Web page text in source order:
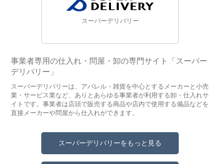
スーパーデリバリー
事業者専用の仕入れ・問屋・卸の専門サイト「スーパー
デリバリー」
スーパーデリバリーは、アパレル・雑貨を中心とするメーカーと小売
業・サービス業など、ありとあらゆる事業者が利用する卸・仕入れサ
イトです。事業者は店頭で販売する商品や店内で使用する備品などを
直接メーカーや問屋から仕入れができます。
スーパーデリバリーをもっと見る